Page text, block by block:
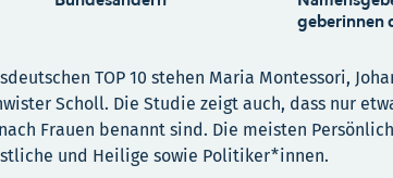
geberinnen
TOP 10 stehen Maria Montessori,
Scholl. Die Studie zeigt auch, dass nur
Frauen benannt sind. Die meisten
und Heilige sowie Politiker*innen.